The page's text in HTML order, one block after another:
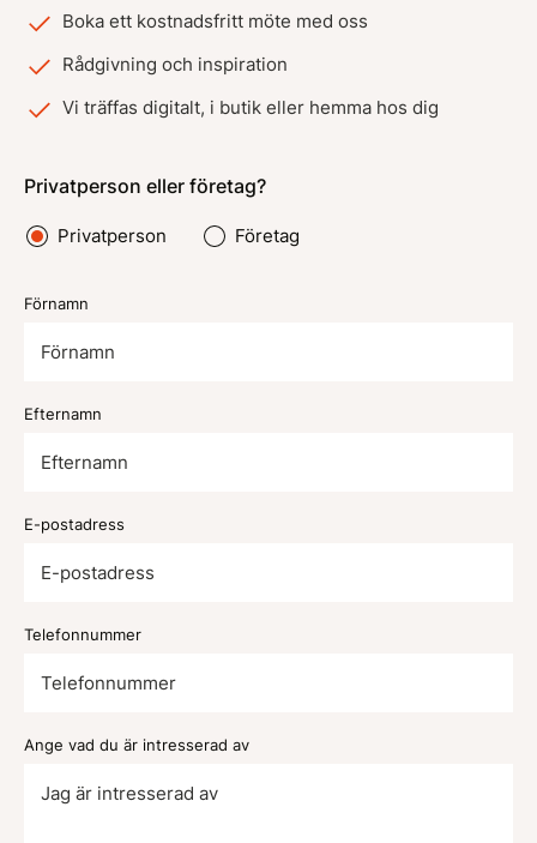
Boka ett kostnadsfritt möte med oss
Rådgivning och inspiration
Vi träffas digitalt, i butik eller hemma hos dig
Privatperson eller företag?
Privatperson Företag
Förnamn
Efternamn
E-postadress
Telefonnummer
Ange vad du är intresserad av